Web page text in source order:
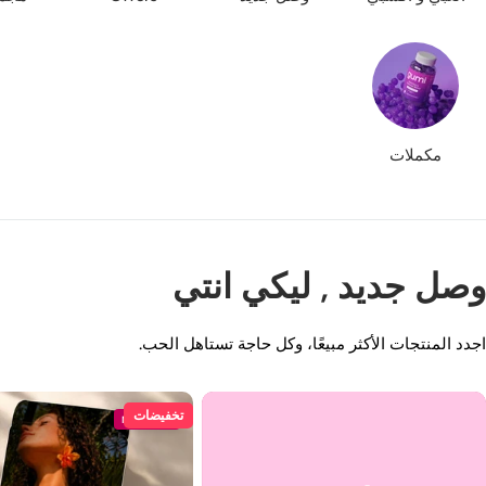
مكملات
وصل جديد , ليكي انتي
اجدد المنتجات الأكثر مبيعًا، وكل حاجة تستاهل الحب.
New Arrival
تخفيضات